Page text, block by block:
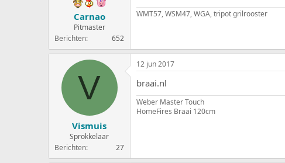
Carnao
Pitmaster
Berichten
652
WMT57, WSM47, WGA, tripot grilrooster
V
Vismuis
Sprokkelaar
Berichten
27
12 jun 2017
braai.nl
Weber Master Touch
HomeFires Braai 120cm